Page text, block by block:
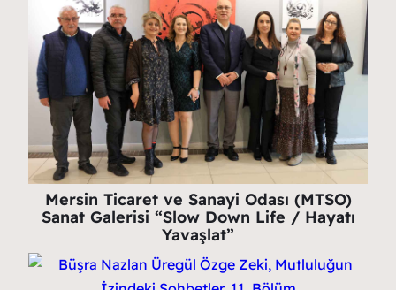
Mersin Ticaret ve Sanayi Odası (MTSO)
Sanat Galerisi “Slow Down Life / Hayatı
Yavaşlat”